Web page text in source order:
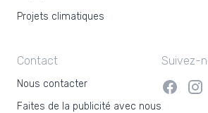
Projets climatiques
Contact
Nous contacter
Faites de la publicité avec nous
Suivez-